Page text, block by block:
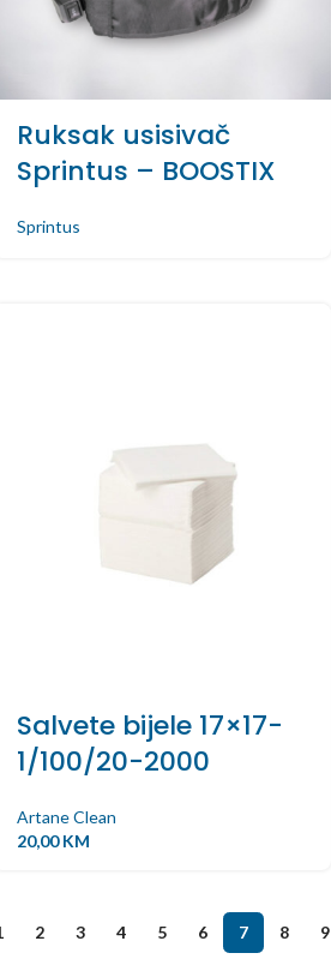
Ruksak usisivač
Sprintus – BOOSTIX
Sprintus
Salvete bijele 17×17-
1/100/20-2000
Artane Clean
20,00KM
2 3 4 5 6 7 8 9